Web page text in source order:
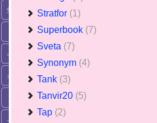
Stratfor (1)
Superbook (7)
Sveta (7)
Synonym (4)
Tank (3)
Tanvir20 (5)
Tap (2)